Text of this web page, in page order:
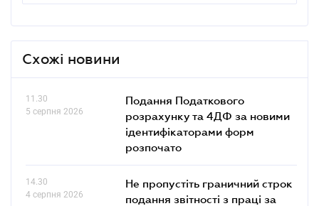
Схожі новини
11.30
5 серпня 2026
Подання Податкового
розрахунку та 4ДФ за новими
ідентифікаторами форм
розпочато
14.30
4 серпня 2026
Не пропустіть граничний строк
подання звітності з праці за